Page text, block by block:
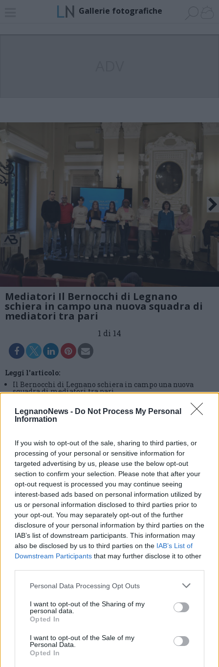
LegnanoNews - Do Not Process My Personal
Information
If you wish to opt-out of the sale, sharing to third parties, or
processing of your personal or sensitive information for
targeted advertising by us, please use the below opt-out
section to confirm your selection. Please note that after your
opt-out request is processed you may continue seeing
interest-based ads based on personal information utilized by
us or personal information disclosed to third parties prior to
your opt-out. You may separately opt-out of the further
disclosure of your personal information by third parties on the
IAB’s list of downstream participants. This information may
also be disclosed by us to third parties on the IAB’s List of
Downstream Participants that may further disclose it to other
Personal Data Processing Opt Outs
I want to opt-out of the Sharing of my
personal data.
Opted In
I want to opt-out of the Sale of my
Personal Data.
Opted In
Gallerie fotografiche
Mediatori Il Bernocchi di Legnano
schiera in campo una nuova squadra di
mediatori tra pari
1 di 14
Leggi l'articolo:
Il Bernocchi di Legnano schiera in campo una nuova
squadra di mediatori tra pari
Commenti
Accedioregistratiper commentare questo
L'email è richiesta ma non verrà mostrata ai visitatori. Il contenuto di questo
commento esprime il pensiero dell'autore e non rappresenta la linea editoriale
di VareseNews.it, che rimane autonoma e indipendente. I messaggi inclusi nei
che includano uno o più link a siti esterni verranno rimossi in automatico dal